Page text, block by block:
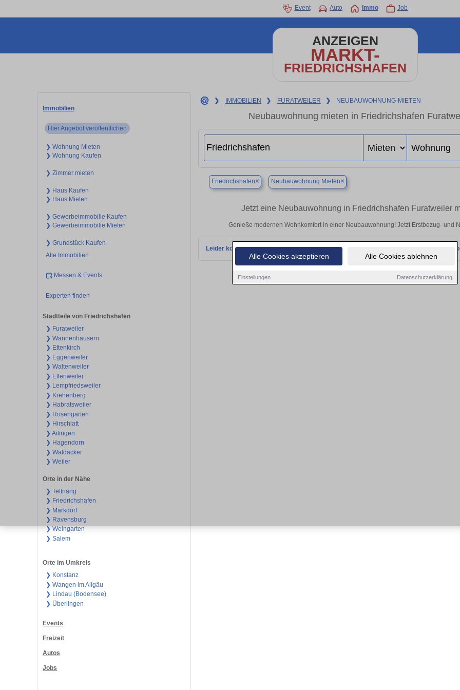
Alle Cookies akzeptieren Alle Cookies ablehnen
Einstellungen Datenschutzerklärung
Event Auto Immo Job
ANZEIGEN
MARKT-
FRIEDRICHSHAFEN
Immobilien
Hier Angebot veröffentlichen
❯ Wohnung Mieten
❯ Wohnung Kaufen
❯ Zimmer mieten
❯ Haus Kaufen
❯ Haus Mieten
❯ Gewerbeimmobilie Kaufen
❯ Gewerbeimmobilie Mieten
❯ Grundstück Kaufen
Alle Immobilien
Messen & Events
Experten finden
Stadtteile von Friedrichshafen
❯ Furatweiler
❯ Wannenhäusern
❯ Ettenkirch
❯ Eggenweiler
❯ Waltenweiler
❯ Ellenweiler
❯ Lempfriedsweiler
❯ Krehenberg
❯ Habratsweiler
❯ Rosengarten
❯ Hirschlatt
❯ Ailingen
❯ Hagendorn
❯ Waldacker
❯ Weiler
Orte in der Nähe
❯ Tettnang
❯ Friedrichshafen
❯ Markdorf
❯ Ravensburg
❯ Weingarten
❯ Salem
Orte im Umkreis
❯ Konstanz
❯ Wangen im Allgäu
❯ Lindau (Bodensee)
❯ Überlingen
Events
Freizeit
Autos
Jobs
❯ IMMOBILIEN ❯ FURATWEILER ❯ NEUBAUWOHNUNG-MIETEN
Neubauwohnung mieten in Friedrichshafen
Friedrichshafen× Neubauwohnung Mieten×
Jetzt eine Neubauwohnung in Friedrichshafen Furatweiler
Genieße modernen Wohnkomfort in einer Neubauwohnung! Jetzt Erstbezug- und
Leider konnten wir derzeit keine passenden Objekte finden. Schauen Sie bald wieder